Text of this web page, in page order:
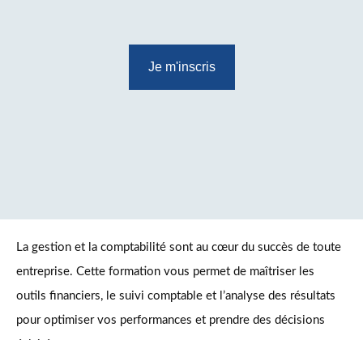
Je m'inscris
La gestion et la comptabilité sont au cœur du succès de toute
entreprise. Cette formation vous permet de maîtriser les
outils financiers, le suivi comptable et l’analyse des résultats
pour optimiser vos performances et prendre des décisions